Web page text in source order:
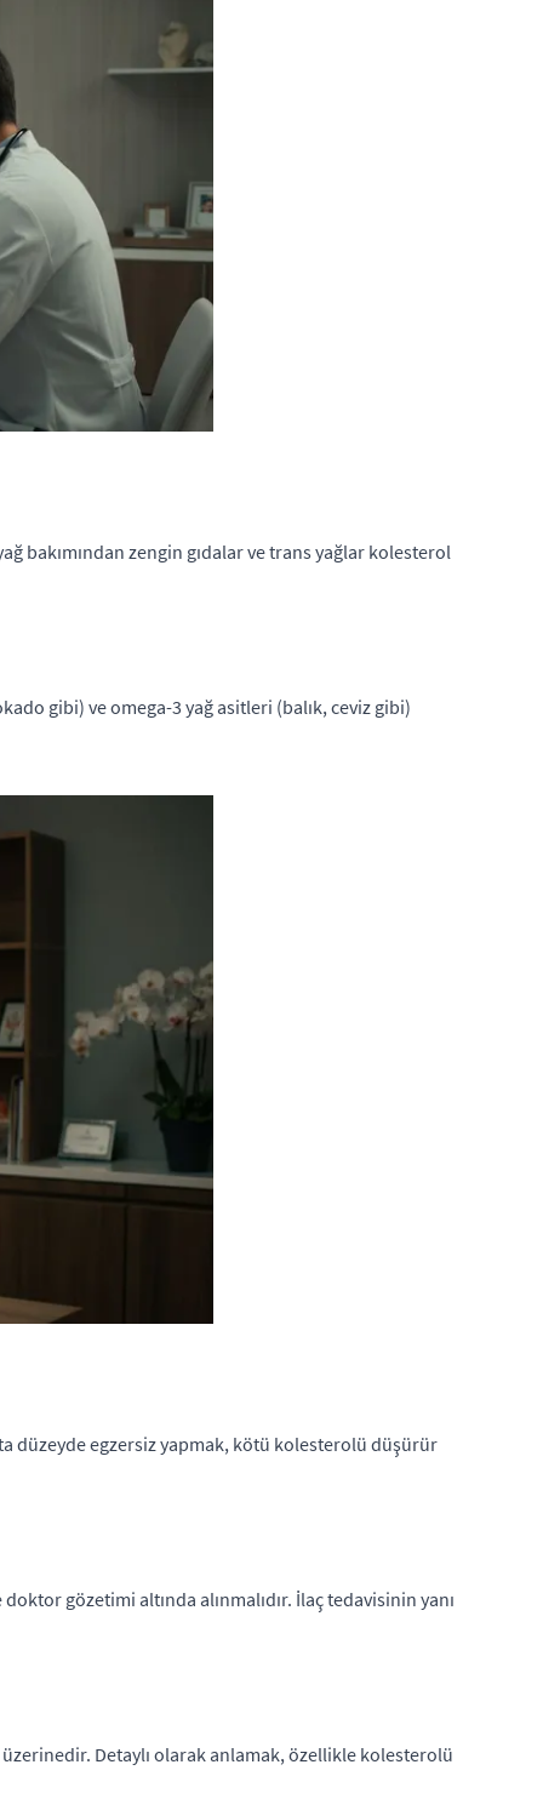
bakımından zengin gıdalar ve trans yağlar kolesterol
gibi) ve omega-3 yağ asitleri (balık, ceviz gibi)
düzeyde egzersiz yapmak, kötü kolesterolü düşürür
gözetimi altında alınmalıdır. İlaç tedavisinin yanı
Detaylı olarak anlamak, özellikle kolesterolü